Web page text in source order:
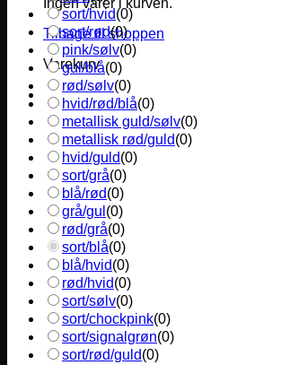
Ingen varer i kurven.
Tilbage til shoppen
Varekurv
sort/hvid(0)
sort/rød(0)
pink/sølv(0)
gul/blå(0)
rød/sølv(0)
hvid/rød/blå(0)
metallisk guld/sølv(0)
metallisk rød/guld(0)
hvid/guld(0)
sort/grå(0)
blå/rød(0)
grå/gul (0)
rød/grå(0)
sort/blå(0)
blå/hvid(0)
rød/hvid(0)
sort/sølv(0)
sort/chockpink(0)
sort/signalgrøn(0)
sort/rød/guld(0)